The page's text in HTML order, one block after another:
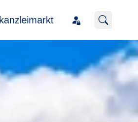
kanzleimarkt